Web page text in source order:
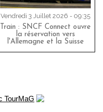
Vendredi 3 Juillet 2026 - 09:35
Train : SNCF Connect ouvre
la réservation vers
l'Allemagne et la Suisse